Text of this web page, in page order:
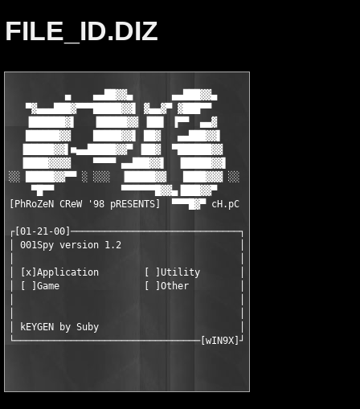
FILE_ID.DIZ
          ▄    ▄▄██▓▓▄       ▄▄███▓▓▄
   ▀▓▄▄▄███▓▀▀▀█████▓▓▌ ▓▄▄▓▀ ▓███▀▀
   ▐██████▓▌   ▐█████▓▓ ▐██▌ ▐▀▀  ▄▄▓
   ██████▓▓    █████▓▓▌ ██▓   ▄▄███▓▓▌
  ▐█████▓▓▌■▄▄█████▓▓▀ ▐██▓  ▀██████▓▓
  ▐████▓▓▓▓    ▀▀▀▀ ▄▄███▓▓▌  ▐█████▓▓▌
░░ █████▓▓▀▀ ░ ░░░  ▐█████▓▓   ████▓▓▓ ░░
    ▀█▀▀            ▀▀▀▀▀▀█▓▓▄▐███▓▓▀
[PhRoZeN CReW '98 pRESENTS]  ▀▀▀█▓▀ cH.pC
┌[01-21-00]──────────────────────────────┐
│ 001Spy version 1.2                     │
│ [x]Application        [ ]Utility       │
│ [ ]Game               [ ]Other         │
│ kEYGEN by Suby                         │